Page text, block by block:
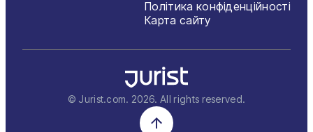
Політика конфіденційності
Карта сайту
© Jurist.com. 2026. All rights reserved.